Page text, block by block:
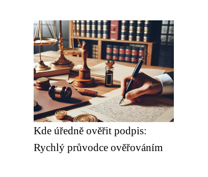
Kde úředně ověřit podpis:
Rychlý průvodce ověřováním